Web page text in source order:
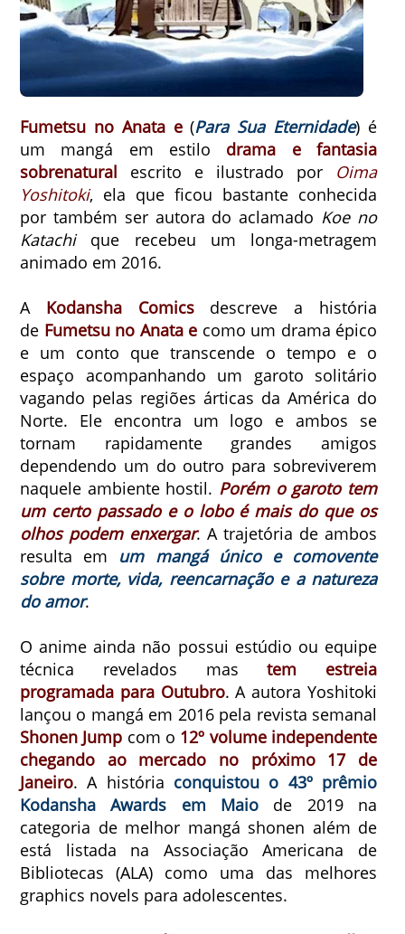
Fumetsu no Anata e(Para Sua Eternidade) é
um mangá em estilo drama e fantasia
sobrenatural escrito e ilustrado por Oima
Yoshitoki, ela que ficou bastante conhecida
por também ser autora do aclamado Koe no
Katachique recebeu um longa-metragem
animado em 2016.
A Kodansha Comicsdescreve a história
de Fumetsu no Anata e como um drama épico
e um conto que transcende o tempo e o
espaço acompanhando um garoto solitário
vagando pelas regiões árticas da América do
Norte. Ele encontra um logo e ambos se
tornam rapidamente grandes amigos
dependendo um do outro para sobreviverem
naquele ambiente hostil. Porém o garoto tem
um certo passado e o lobo é mais do que os
olhos podem enxergar. A trajetória de ambos
resulta em um mangá único e comovente
sobre morte, vida, reencarnação e a natureza
do amor.
O anime ainda não possui estúdio ou equipe
técnica revelados mastem estreia
programada para Outubro. A autora Yoshitoki
lançou o mangá em 2016 pela revista semanal
Shonen Jump com o 12º volume independente
chegando ao mercado no próximo 17 de
Janeiro. A história conquistou o 43º prêmio
Kodansha Awards em Maio de 2019 na
categoria de melhor mangá shonen além de
está listada na Associação Americana de
Bibliotecas (ALA) como uma das melhores
graphics novels para adolescentes.